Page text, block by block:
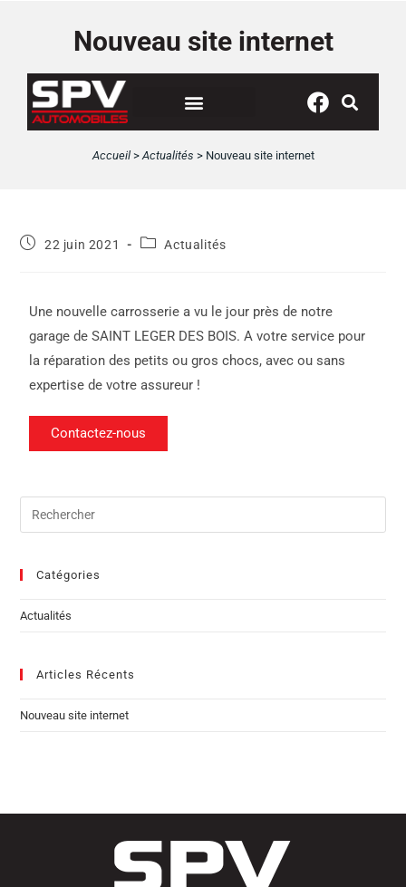
Nouveau site internet
Accueil>Actualités > Nouveau site internet
22 juin 2021 Actualités
Une nouvelle carrosserie a vu le jour près de notre
garage de SAINT LEGER DES BOIS. A votre service pour
la réparation des petits ou gros chocs, avec ou sans
expertise de votre assureur !
Contactez-nous
Catégories
Actualités
Articles Récents
Nouveau site internet